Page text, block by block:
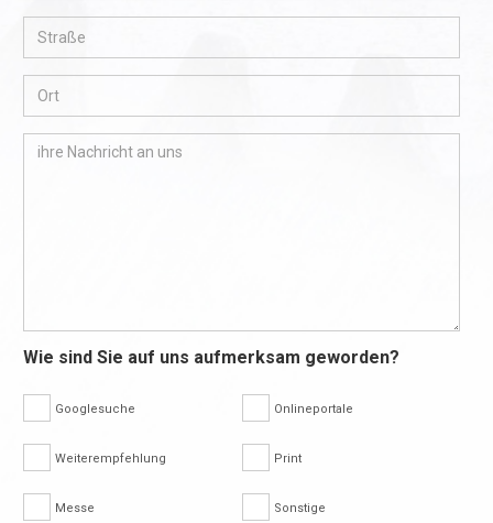
Wie sind Sie auf uns aufmerksam geworden?
Googlesuche Onlineportale
Weiterempfehlung Print
Messe Sonstige